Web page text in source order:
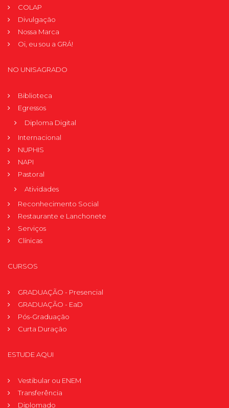
COLAP
Divulgação
Nossa Marca
Oi, eu sou a GRÁ!
NO UNISAGRADO
Biblioteca
Egressos
Diploma Digital
Internacional
NUPHIS
NAPI
Pastoral
Atividades
Reconhecimento Social
Restaurante e Lanchonete
Serviços
Clínicas
CURSOS
GRADUAÇÃO - Presencial
GRADUAÇÃO - EaD
Pós-Graduação
Curta Duração
ESTUDE AQUI
Vestibular ou ENEM
Transferência
Diplomado